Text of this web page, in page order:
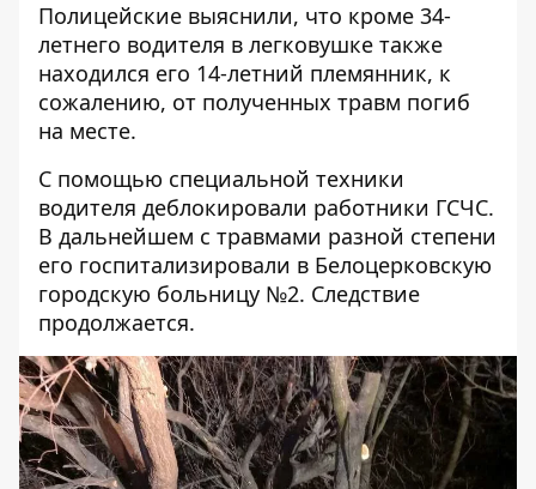
Полицейские выяснили, что кроме 34-
летнего водителя в легковушке также
находился его 14-летний племянник, к
сожалению, от полученных травм погиб
на месте.
С помощью специальной техники
водителя деблокировали работники ГСЧС.
В дальнейшем с травмами разной степени
его госпитализировали в Белоцерковскую
городскую больницу №2. Следствие
продолжается.